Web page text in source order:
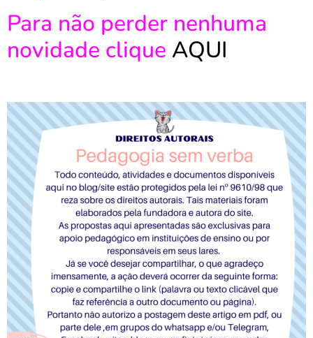
Para não perder nenhuma
novidade clique AQUI